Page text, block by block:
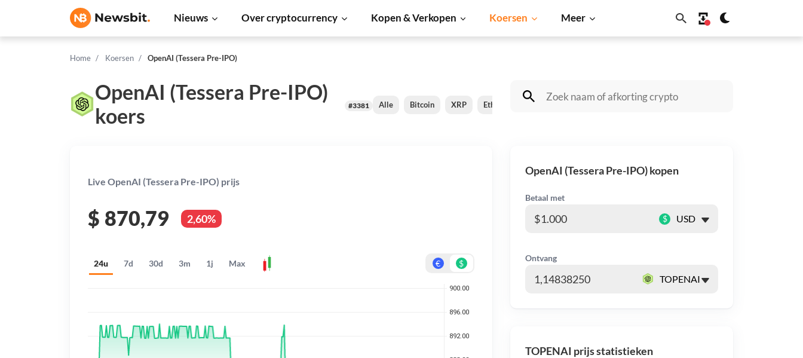
Nieuws Over cryptocurrency Kopen & Verkopen Koersen Meer
Home Koersen OpenAI (Tessera Pre-IPO)
OpenAI (Tessera Pre-IPO)
koers
#3381 Alle Bitcoin XRP Ethereum Cardano Dogecoin
Live OpenAI (Tessera Pre-IPO) prijs
$ 870,79 2,60%
24u 7d 30d 3m 1j Max € $
OpenAI (Tessera Pre-IPO) kopen
Betaal met
$
Ontvang
TOPENAI prijs statistieken